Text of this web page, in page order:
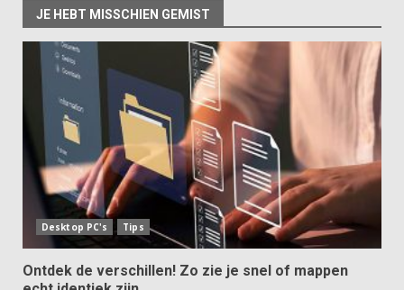
JE HEBT MISSCHIEN GEMIST
Desktop PC's Tips
Ontdek de verschillen! Zo zie je snel of mappen